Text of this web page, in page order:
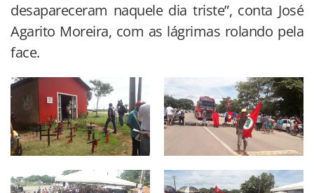
desapareceram naquele dia triste”, conta José
Agarito Moreira, com as lágrimas rolando pela
face.